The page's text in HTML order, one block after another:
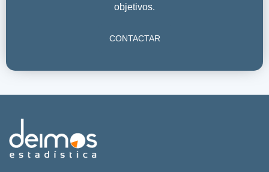
objetivos.
CONTACTAR